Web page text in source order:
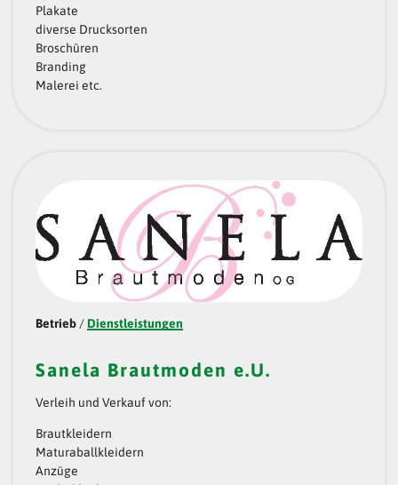
Plakate
diverse Drucksorten
Broschüren
Branding
Malerei etc.
Betrieb / Dienstleistungen
Sanela Brautmoden e.U.
Verleih und Verkauf von:
Brautkleidern
Maturaballkleidern
Anzüge